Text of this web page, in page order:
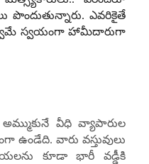
పొందుతున్నారు. ఎవరికైతే
స్వయంగా హామీదారుగా
అమ్ముకునే వీధి వ్యాపారుల
వారు వస్తువులు
కూడా భారీ వడ్డీకి